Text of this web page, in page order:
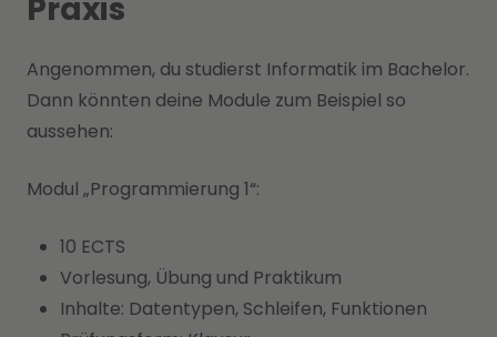
Praxis
Angenommen, du studierst Informatik im Bachelor.
Dann könnten deine Module zum Beispiel so
aussehen:
Modul „Programmierung 1“:
10 ECTS
Vorlesung, Übung und Praktikum
Inhalte: Datentypen, Schleifen, Funktionen